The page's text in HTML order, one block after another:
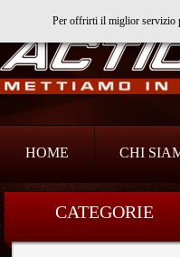
HOME CHI
CATEGORIE
Per offrirti il miglior servizio